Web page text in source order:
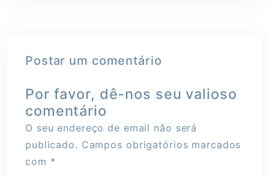
Postar um comentário
Por favor, dê-nos seu valioso
comentário
O seu endereço de email não será
publicado. Campos obrigatórios marcados
com *